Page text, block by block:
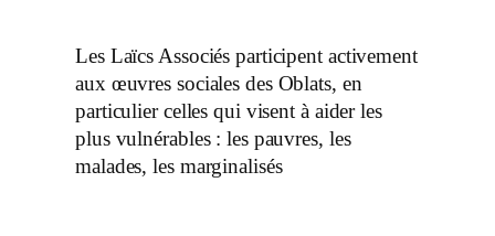
Les Laïcs Associés participent activement
aux œuvres sociales des Oblats, en
particulier celles qui visent à aider les
plus vulnérables : les pauvres, les
malades, les marginalisés